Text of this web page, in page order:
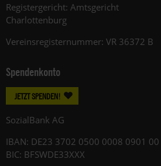
Registergericht: Amtsgericht
Charlottenburg
Vereinsregisternummer: VR 36372 B
Spendenkonto
JETZT SPENDEN!
SozialBank AG
IBAN: DE23 3702 0500 0008 0901 00
BIC: BFSWDE33XXX